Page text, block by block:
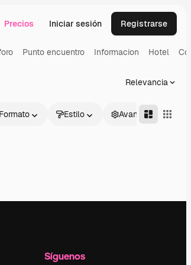
imagen
Precios Iniciar sesión Registrarse
Punto encuentro Informacion Hotel
Relevancia
Formato Estilo Avanzado
Síguenos